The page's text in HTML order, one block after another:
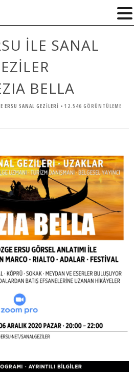
İLE SANAL
BELLA
ERSU SANAL GEZİLERİ • 12.546 GÖRÜNTÜLEME